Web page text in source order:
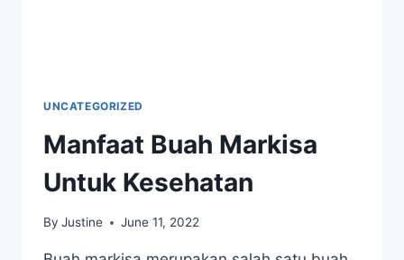
UNCATEGORIZED
Manfaat Buah Markisa
Untuk Kesehatan
By Justine June 11, 2022